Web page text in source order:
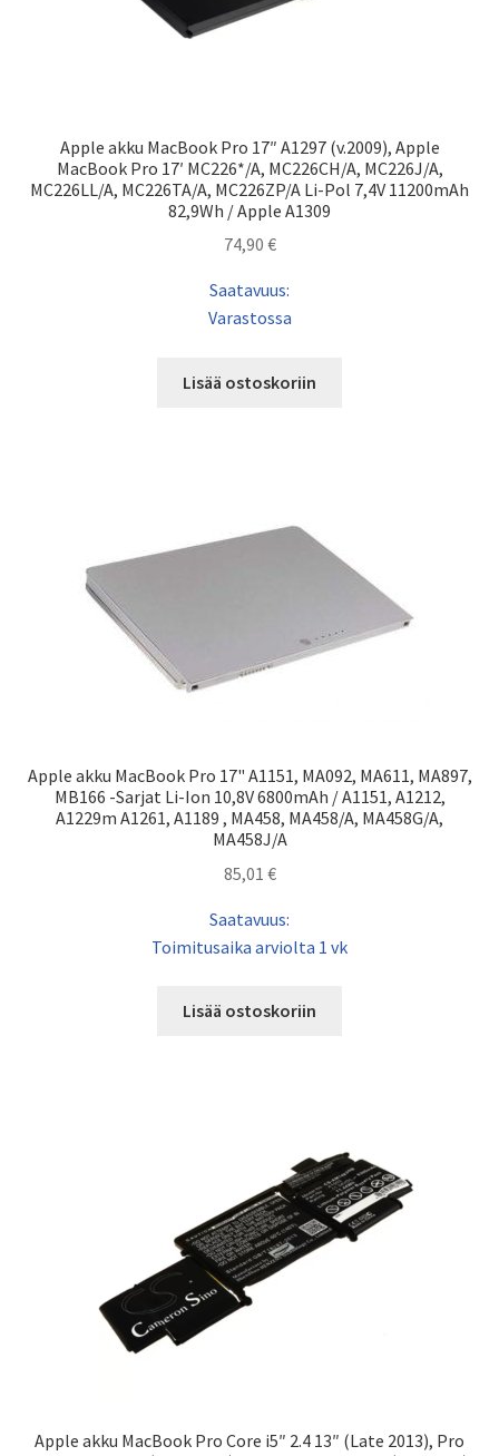
Apple akku MacBook Pro 17″ A1297 (v.2009), Apple
MacBook Pro 17′ MC226*/A, MC226CH/A, MC226J/A,
MC226LL/A, MC226TA/A, MC226ZP/A Li-Pol 7,4V 11200mAh
82,9Wh / Apple A1309
74,90 €
Saatavuus:
Varastossa
Lisää ostoskoriin
Apple akku MacBook Pro 17" A1151, MA092, MA611, MA897,
MB166 -Sarjat Li-Ion 10,8V 6800mAh / A1151, A1212,
A1229m A1261, A1189 , MA458, MA458/A, MA458G/A,
MA458J/A
85,01 €
Saatavuus:
Toimitusaika arviolta 1 vk
Lisää ostoskoriin
Apple akku MacBook Pro Core i5″ 2.4 13″ (Late 2013), Pro